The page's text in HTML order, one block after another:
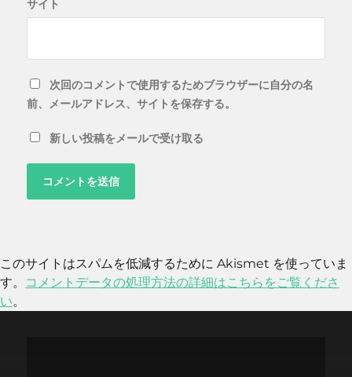
サイト
次回のコメントで使用するためブラウザーに自分の名
前、メールアドレス、サイトを保存する。
新しい投稿をメールで受け取る
このサイトはスパムを低減するために Akismet を使っていま
す。
コメントデータの処理方法の詳細はこちらをご覧くださ
い。